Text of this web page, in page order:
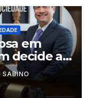
em
decide as
templos?
SABINO